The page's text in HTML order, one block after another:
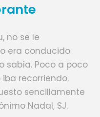
no se le
era conducido
sabía. Poco a poco
recorriendo.
sencillamente
Nadal, SJ.